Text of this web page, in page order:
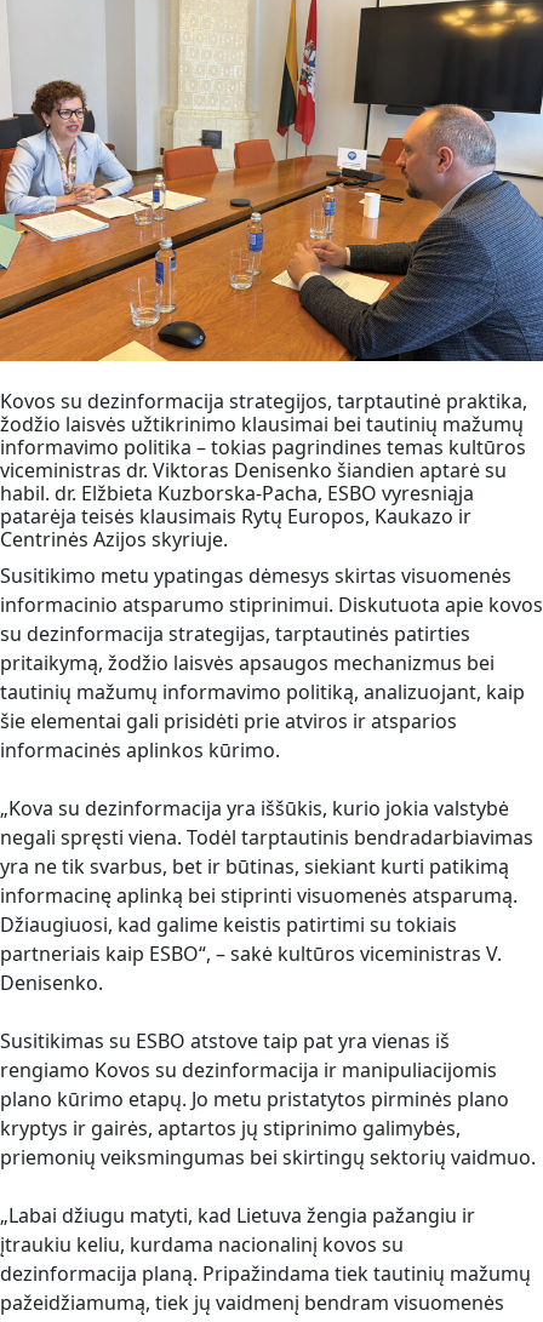
Kovos su dezinformacija strategijos, tarptautinė praktika,
žodžio laisvės užtikrinimo klausimai bei tautinių mažumų
informavimo politika – tokias pagrindines temas kultūros
viceministras dr. Viktoras Denisenko šiandien aptarė su
habil. dr. Elžbieta Kuzborska-Pacha, ESBO vyresniąja
patarėja teisės klausimais Rytų Europos, Kaukazo ir
Centrinės Azijos skyriuje.
Susitikimo metu ypatingas dėmesys skirtas visuomenės
informacinio atsparumo stiprinimui. Diskutuota apie kovos
su dezinformacija strategijas, tarptautinės patirties
pritaikymą, žodžio laisvės apsaugos mechanizmus bei
tautinių mažumų informavimo politiką, analizuojant, kaip
šie elementai gali prisidėti prie atviros ir atsparios
informacinės aplinkos kūrimo.
„Kova su dezinformacija yra iššūkis, kurio jokia valstybė
negali spręsti viena. Todėl tarptautinis bendradarbiavimas
yra ne tik svarbus, bet ir būtinas, siekiant kurti patikimą
informacinę aplinką bei stiprinti visuomenės atsparumą.
Džiaugiuosi, kad galime keistis patirtimi su tokiais
partneriais kaip ESBO“, – sakė kultūros viceministras V.
Denisenko.
Susitikimas su ESBO atstove taip pat yra vienas iš
rengiamo Kovos su dezinformacija ir manipuliacijomis
plano kūrimo etapų. Jo metu pristatytos pirminės plano
kryptys ir gairės, aptartos jų stiprinimo galimybės,
priemonių veiksmingumas bei skirtingų sektorių vaidmuo.
„Labai džiugu matyti, kad Lietuva žengia pažangiu ir
įtraukiu keliu, kurdama nacionalinį kovos su
dezinformacija planą. Pripažindama tiek tautinių mažumų
pažeidžiamumą, tiek jų vaidmenį bendram visuomenės